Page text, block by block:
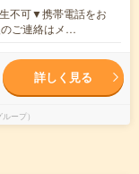
不可▼携帯電話をお
ご連絡はメ…
詳しく見る
ープ）